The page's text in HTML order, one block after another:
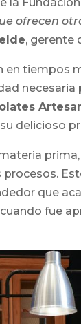
ofrecen
, gerente
en tiempos
necesaria
delicioso
que
fue